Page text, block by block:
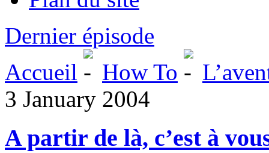
Dernier épisode
Accueil
How To
3 January 2004
A partir de là, c’est à